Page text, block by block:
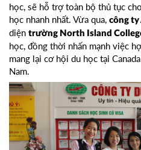
học, sẽ hỗ trợ toàn bộ thủ tục
học nhanh nhất. Vừa qua, công ty
diện trường North Island
học, đồng thời nhấn mạnh việc
mang lại cơ hội du học tại
Nam.